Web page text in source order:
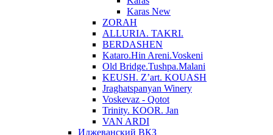
Karas New
ZORAH
ALLURIA. TAKRI.
BERDASHEN
Kataro.Hin Areni.Voskeni
Old Bridge.Tushpa.Malani
KEUSH. Z’art. KOUASH
Jraghatspanyan Winery
Voskevaz - Qotot
Trinity. KOOR. Jan
VAN ARDI
Иджеванский ВКЗ